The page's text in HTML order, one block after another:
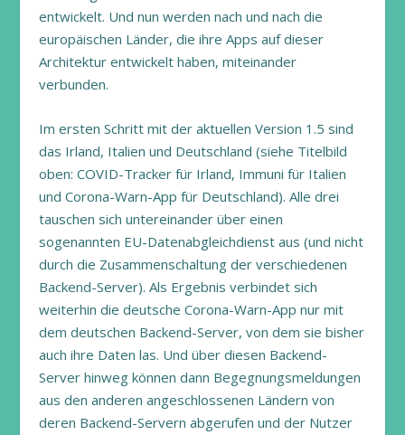
entwickelt. Und nun werden nach und nach die
europäischen Länder, die ihre Apps auf dieser
Architektur entwickelt haben, miteinander
verbunden.
Im ersten Schritt mit der aktuellen Version 1.5 sind
das Irland, Italien und Deutschland (siehe Titelbild
oben: COVID-Tracker für Irland, Immuni für Italien
und Corona-Warn-App für Deutschland). Alle drei
tauschen sich untereinander über einen
sogenannten EU-Datenabgleichdienst aus (und nicht
durch die Zusammenschaltung der verschiedenen
Backend-Server). Als Ergebnis verbindet sich
weiterhin die deutsche Corona-Warn-App nur mit
dem deutschen Backend-Server, von dem sie bisher
auch ihre Daten las. Und über diesen Backend-
Server hinweg können dann Begegnungsmeldungen
aus den anderen angeschlossenen Ländern von
deren Backend-Servern abgerufen und der Nutzer